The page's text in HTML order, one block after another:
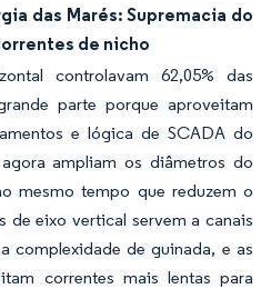
das Marés: Supremacia do
de nicho
controlavam 62,05% das
parte porque aproveitam
e lógica de SCADA do
ampliam os diâmetros do
mesmo tempo que reduzem o
de eixo vertical servem a canais
complexidade de guinada, e as
correntes mais lentas para